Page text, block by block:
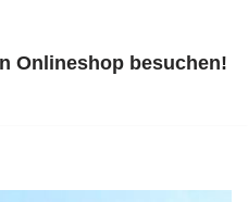
Onlineshop besuchen!